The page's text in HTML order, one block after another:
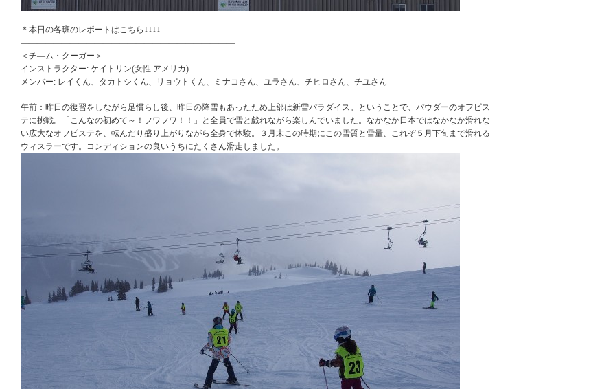
＊本日の各班のレポートはこちら↓↓↓↓
——————————————————————————
＜チ―ム・クーガー＞
インストラクター: ケイトリン(女性 アメリカ)
メンバー: レイくん、タカトシくん、リョウトくん、ミナコさん、ユラさん、チヒロさん、チユさん
午前：昨日の復習をしながら足慣らし後、昨日の降雪もあったため上部は新雪パラダイス。ということで、パウダーのオフピス
テに挑戦。「こんなの初めて～！フワフワ！！」と全員で雪と戯れながら楽しんでいました。なかなか日本ではなかなか滑れな
い広大なオフピステを、転んだり盛り上がりながら全身で体験。３月末この時期にこの雪質と雪量、これぞ５月下旬まで滑れる
ウィスラーです。コンディションの良いうちにたくさん滑走しました。